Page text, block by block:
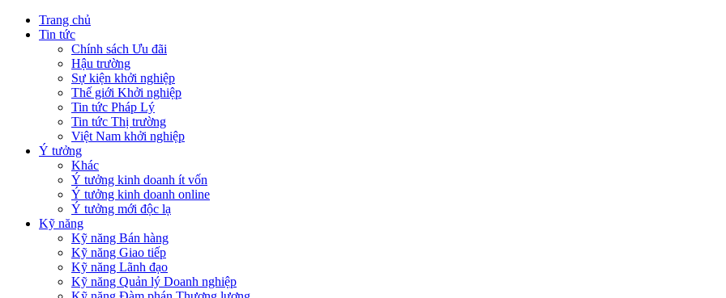
Trang chủ
Tin tức
Chính sách Ưu đãi
Hậu trường
Sự kiện khởi nghiệp
Thế giới Khởi nghiệp
Tin tức Pháp Lý
Tin tức Thị trường
Việt Nam khởi nghiệp
Ý tưởng
Khác
Ý tưởng kinh doanh ít vốn
Ý tưởng kinh doanh online
Ý tưởng mới độc lạ
Kỹ năng
Kỹ năng Bán hàng
Kỹ năng Giao tiếp
Kỹ năng Lãnh đạo
Kỹ năng Quản lý Doanh nghiệp